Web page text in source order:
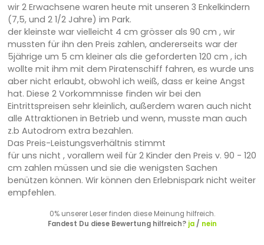
wir 2 Erwachsene waren heute mit unseren 3 Enkelkindern
(7,5, und 2 1/2 Jahre) im Park.
der kleinste war vielleicht 4 cm grösser als 90 cm , wir
mussten für ihn den Preis zahlen, andererseits war der
5jährige um 5 cm kleiner als die geforderten 120 cm , ich
wollte mit ihm mit dem Piratenschiff fahren, es wurde uns
aber nicht erlaubt, obwohl ich weiß, dass er keine Angst
hat. Diese 2 Vorkommnisse finden wir bei den
Eintrittspreisen sehr kleinlich, außerdem waren auch nicht
alle Attraktionen in Betrieb und wenn, musste man auch
z.b Autodrom extra bezahlen.
Das Preis-Leistungsverhältnis stimmt
für uns nicht , vorallem weil für 2 Kinder den Preis v. 90 - 120
cm zahlen müssen und sie die wenigsten Sachen
benützen können. Wir können den Erlebnispark nicht weiter
empfehlen.
0% unserer Leser finden diese Meinung hilfreich.
Fandest Du diese Bewertung hilfreich? ja/ nein